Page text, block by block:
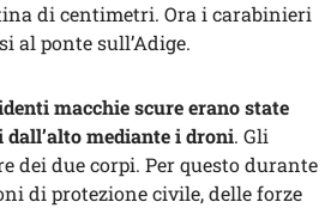
di centimetri. Ora i carabinieri
al ponte sull’Adige.
macchie scure erano state
dall’alto mediante i droni. Gli
dei due corpi. Per questo durante
di protezione civile, delle forze